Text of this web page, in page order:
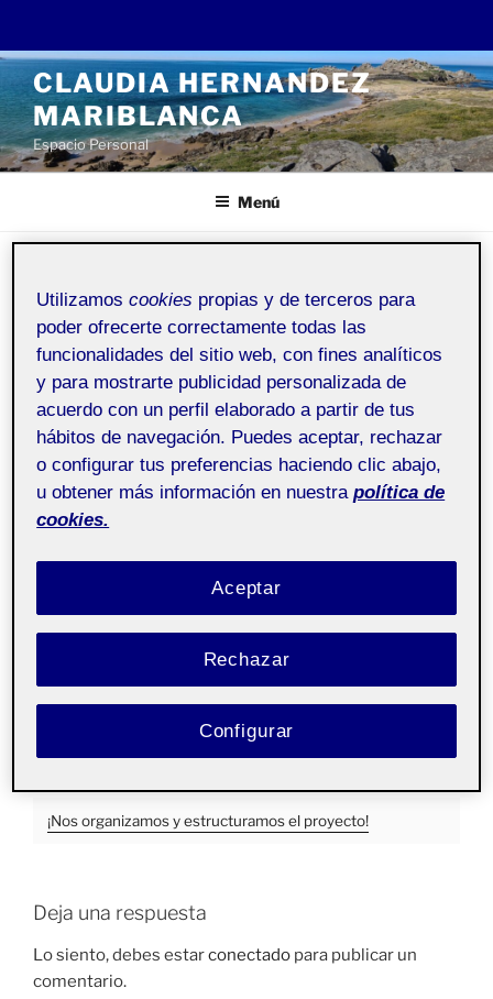
Saltar
al
contenido
CLAUDIA HERNANDEZ
MARIBLANCA
Espacio Personal
Menú
EL
MARIBLANCA
Dónde conocerme más
Recursos y
comunidades digitales
aula 4
Pública
Si queréis conocerme un poquito más, lo que me va
acerca del daltonismo, podéis visitar mi cuenta de
https://pin.it/6bjgsRU
https://list.ly/l/6UBf
¡Nos organizamos y estructuramos el proyecto!
Deja una respuesta
Lo siento, debes estarconectado para publicar un
comentario.
Utilizamoscookies propias y de terceros para
poder ofrecerte correctamente todas las
funcionalidades del sitio web, con fines analíticos
y para mostrarte publicidad personalizada de
acuerdo con un perfil elaborado a partir de tus
hábitos de navegación. Puedes aceptar, rechazar
o configurar tus preferencias haciendo clic abajo,
u obtener más información en nuestra política de
cookies.
Rechazar
Aceptar
Configurar